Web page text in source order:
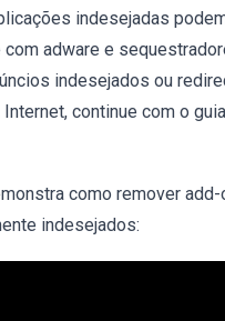
indesejadas
com adware e
indesejados ou
Internet, continue com o
como remover
indesejados: